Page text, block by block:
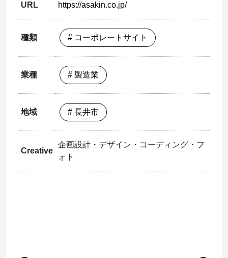
URL https://asakin.co.jp/
種類 # コーポレートサイト
業種 # 製造業
地域 # 長井市
Creative
企画設計・デザイン・コーディング・フ
ォト